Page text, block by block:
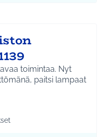
toimintaa. Nyt
paitsi lampaat
Hyrylä
mukaan: Liikunta ja